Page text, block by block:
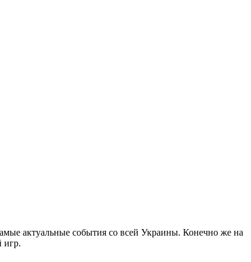
актуальные события со всей Украины. Конечно же на
игр.